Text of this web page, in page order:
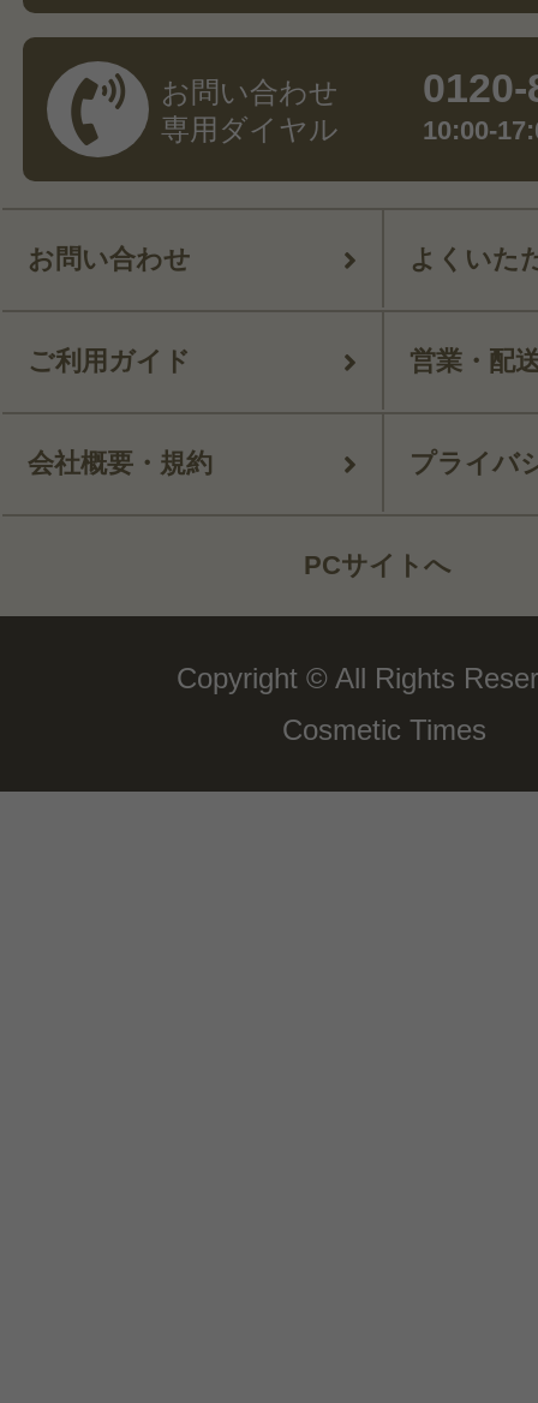
お問い合わせ
専用ダイヤル
10:00-
お問い合わせ よくいた
ご利用ガイド 営業・配
会社概要・規約 プライバ
PCサイトへ
Copyright © All Rights
Cosmetic Times